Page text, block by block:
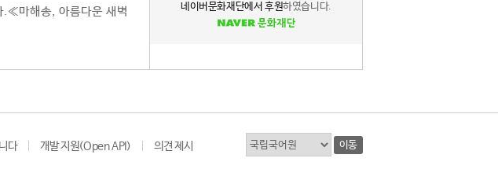
.≪마해송, 아름다운 새벽
네이버문화재단에서 후원하였습니다.
다 개발 지원(Open API) 의견 제시 이동